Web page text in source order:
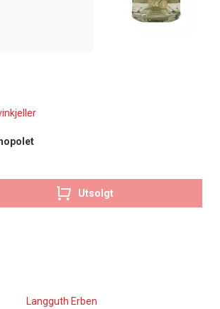
Langguth Erben
Utsolgt